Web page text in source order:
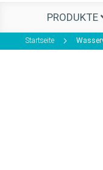
PRODUKTE
Startseite